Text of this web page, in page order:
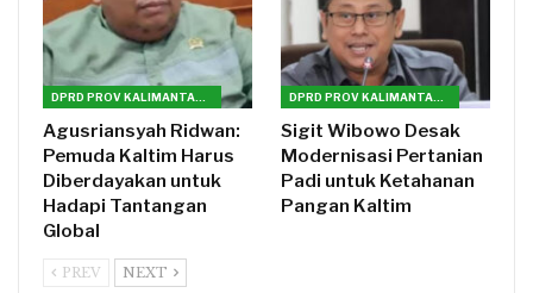
DPRD PROV KALIMANTAN TIMUR
Agusriansyah Ridwan:
Pemuda Kaltim Harus
Diberdayakan untuk
Hadapi Tantangan
Global
DPRD PROV KALIMANTAN TIMUR
Sigit Wibowo Desak
Modernisasi Pertanian
Padi untuk Ketahanan
Pangan Kaltim
PREV NEXT